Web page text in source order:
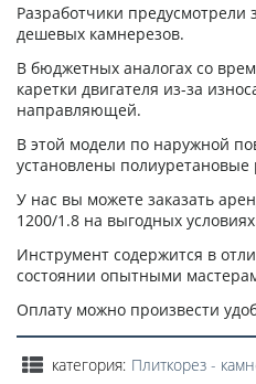
Разработчики предусмотрели
дешевых камнерезов.
В бюджетных аналогах со
каретки двигателя из-за
направляющей.
В этой модели по наружной
установлены полиуретановые
У нас вы можете заказать
1200/1.8 на выгодных
Инструмент содержится в
состоянии опытными
Оплату можно произвести
категория: Плиткорез -